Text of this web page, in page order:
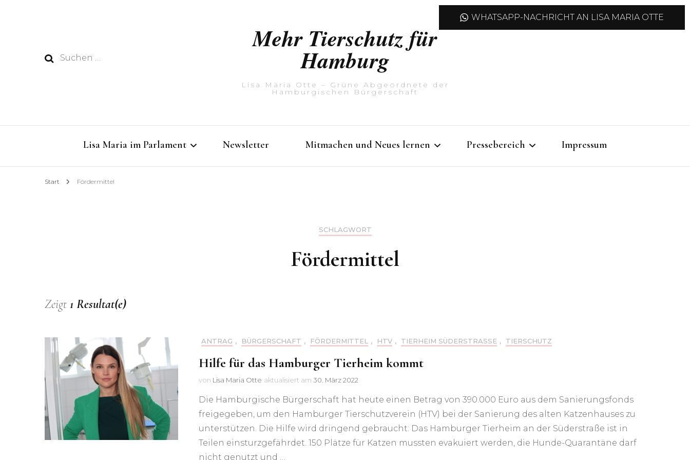
Suchen
Mehr Tierschutz für
Hamburg
Lisa Maria Otte – Grüne Abgeordnete der
Hamburgischen Bürgerschaft
Lisa Maria im Parlament
Mehr Geld für Hamburgs
„Das Tierheim hat einen
Neubau verdient“
Konsequent gegen illegalen
Welpenhandel
Besserer Tierschutz für
Newsletter Mitmachen und Neues lernen
Tierschutz-Netzwerken
Neujahrsempfang
Pressebereich Impressum
Start Fördermittel
SCHLAGWORT
Fördermittel
Zeigt 1 Resultat(e)
ANTRAG , BÜRGERSCHAFT , FÖRDERMITTEL , HTV , TIERHEIM SÜDERSTRASSE , TIERSCHUTZ
Hilfe für das Hamburger Tierheim kommt
von Lisa Maria Otte aktualisiert am 30. März 2022
Die Hamburgische Bürgerschaft hat heute einen Betrag von 390.000 Euro aus dem Sanierungsfonds
freigegeben, um den Hamburger Tierschutzverein (HTV) bei der Sanierung des alten Katzenhauses zu
unterstützen. Die Hilfe wird dringend gebraucht: Das Hamburger Tierheim an der Süderstraße ist in
Teilen einsturzgefährdet. 150 Plätze für Katzen mussten evakuiert werden, die Hunde-Quarantäne darf
nicht genutzt und …
WHATSAPP-NACHRICHT AN LISA MARIA OTTE